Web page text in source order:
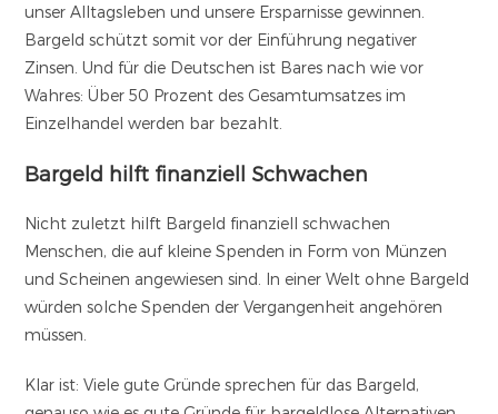
unser Alltagsleben und unsere Ersparnisse gewinnen.
Bargeld schützt somit vor der Einführung negativer
Zinsen. Und für die Deutschen ist Bares nach wie vor
Wahres: Über 50 Prozent des Gesamtumsatzes im
Einzelhandel werden bar bezahlt.
Bargeld hilft finanziell Schwachen
Nicht zuletzt hilft Bargeld finanziell schwachen
Menschen, die auf kleine Spenden in Form von Münzen
und Scheinen angewiesen sind. In einer Welt ohne Bargeld
würden solche Spenden der Vergangenheit angehören
müssen.
Klar ist: Viele gute Gründe sprechen für das Bargeld,